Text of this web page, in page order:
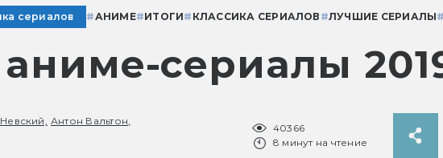
сериалов #АНИМЕ#ИТОГИ# КЛАССИКА СЕРИАЛОВ #ЛУЧШИЕ СЕРИАЛЫ#
сериалы
Антон Вальтон,
40366
8 минут на чтение